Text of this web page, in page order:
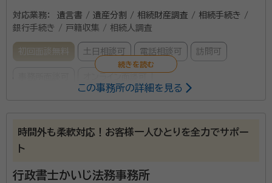
対応業務：
遺言書 / 遺産分割 / 相続財産調査 / 相続手続き /
銀行手続き / 戸籍収集 / 相続人調査
初回面談無料 土日相談可 電話相談可 訪問可
大木 進（オオギ ススム）
行政書士
この事務所の詳細を見る
時間外も柔軟対応！お客様一人ひとりを全力でサポー
ト
行政書士かいじ法務事務所